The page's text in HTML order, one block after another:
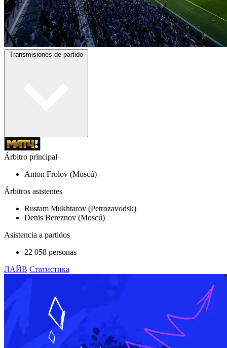
Transmisiones de partido
Árbitro principal
Anton Frolov (Moscú)
Árbitros asistentes
Rustam Mukhtarov (Petrozavodsk)
Denis Bereznov (Moscú)
Asistencia a partidos
22 058 personas
ЛАЙВ Статистика